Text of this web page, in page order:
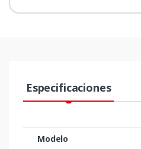
Especificaciones
Modelo